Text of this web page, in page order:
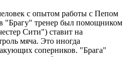
с опытом работы с Пепом
"Брагу" тренер был помощником
Сити") ставит на
мяча. Это иногда
соперников. "Брага"